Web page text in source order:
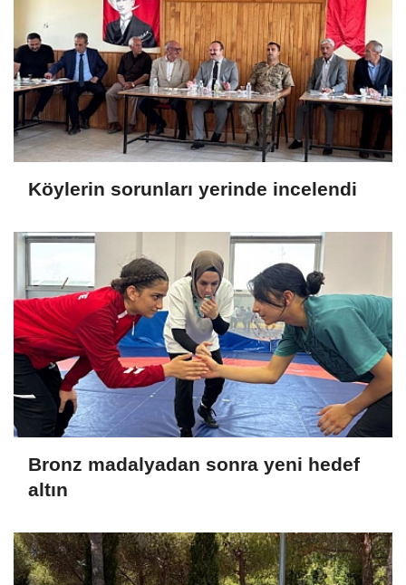
Köylerin sorunları yerinde incelendi
Bronz madalyadan sonra yeni hedef
altın